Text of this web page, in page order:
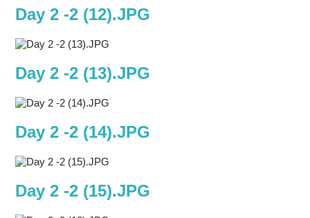
Day 2 -2 (12).JPG
Day 2 -2 (13).JPG
Day 2 -2 (14).JPG
Day 2 -2 (15).JPG